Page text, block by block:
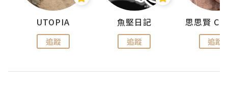
UTOPIA
追蹤
魚堅日記
追蹤 追蹤